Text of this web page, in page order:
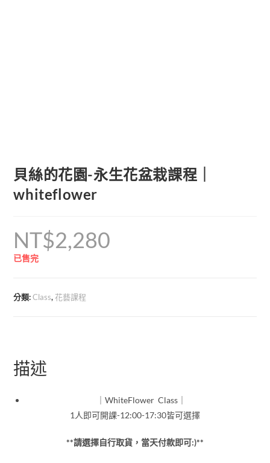
貝絲的花園-永生花盆栽課程｜
whiteflower
NT$2,280
已售完
分類:Class, 花藝課程
描述
｜WhiteFlower Class｜
1人即可開課-12:00-17:30皆可選擇
**請選擇自行取貨，當天付款即可:)**